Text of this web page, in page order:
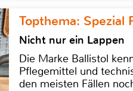
Topthema: Spezial
Nicht nur ein Lappen
Die Marke Ballistol
Pflegemittel und
den meisten Fällen